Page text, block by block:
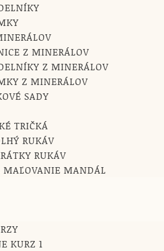
Z MINERÁLOV
Z MINERÁLOV
Z MINERÁLOV
SADY
TRIČKÁ
RUKÁV
RUKÁV
MAĽOVANIE MANDÁL
KURZ 1